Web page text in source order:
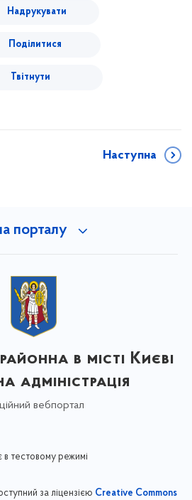
Надрукувати
Поділитися
Твітнути
Наступна
порталу
в місті Києві
адміністрація
вебпортал
тестовому режимі
за ліцензією Creative Commons